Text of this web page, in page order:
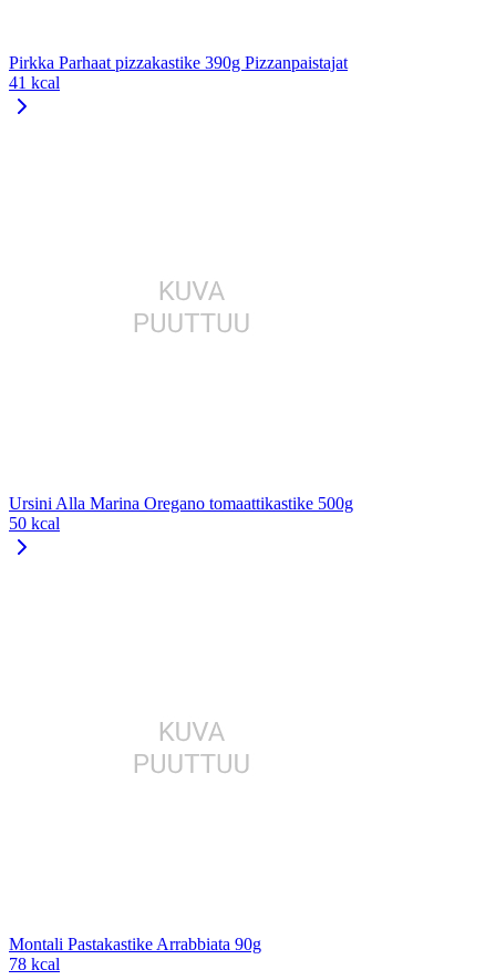
Pirkka Parhaat pizzakastike 390g Pizzanpaistajat
41 kcal
Ursini Alla Marina Oregano tomaattikastike 500g
50 kcal
Montali Pastakastike Arrabbiata 90g
78 kcal